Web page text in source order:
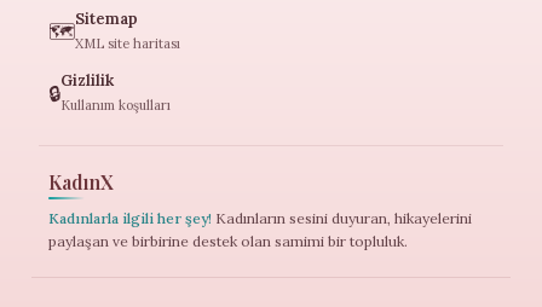
🗺️Sitemap
XML site haritası
🔒Gizlilik
Kullanım koşulları
KadınX
Kadınlarla ilgili her şey! Kadınların sesini duyuran, hikayelerini
paylaşan ve birbirine destek olan samimi bir topluluk.